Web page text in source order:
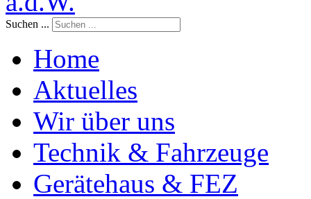
Suchen ...
Home
Aktuelles
Wir über uns
Technik & Fahrzeuge
Gerätehaus & FEZ